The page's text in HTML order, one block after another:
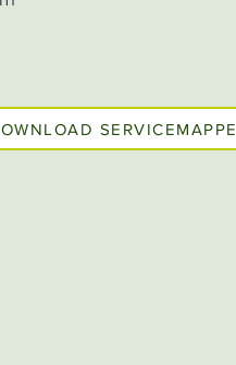
SERVICEMAPPE